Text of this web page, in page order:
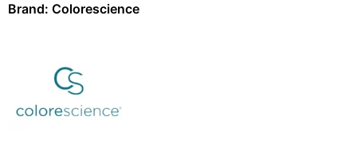
Brand: Colorescience